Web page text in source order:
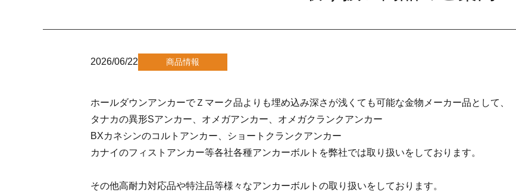
2026/06/22 商品情報
ホールダウンアンカーでＺマーク品よりも埋め込み深さが浅くても可能な金物メーカー品として、
タナカの異形Sアンカー、オメガアンカー、オメガクランクアンカー
BXカネシンのコルトアンカー、ショートクランクアンカー
カナイのフィストアンカー等各社各種アンカーボルトを弊社では取り扱いをしております。
その他高耐力対応品や特注品等様々なアンカーボルトの取り扱いをしております。